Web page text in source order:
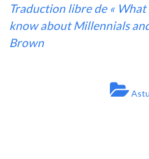
Traduction libre de «
know about Millennials
Brown